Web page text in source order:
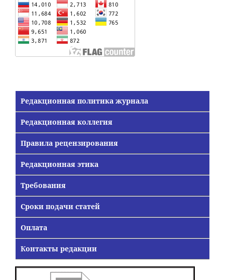
Редакционная политика журнала
Редакционная коллегия
Правила рецензирования
Редакционная этика
Требования
Сроки подачи статей
Оплата
Контакты редакции